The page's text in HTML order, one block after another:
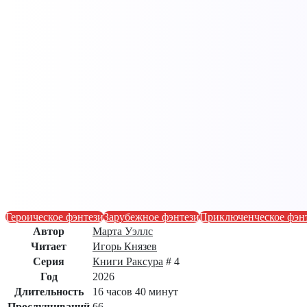
Героическое фэнтезиЗарубежное фэнтезиПриключенческое
Автор
Марта Уэллс
Читает
Игорь Князев
Серия
Книги Раксура # 4
Год
2026
Длительность
16 часов 40 минут